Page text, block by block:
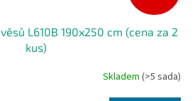
L610B 190x250 cm (cena za 2
kus)
Skladem (>5 sada)